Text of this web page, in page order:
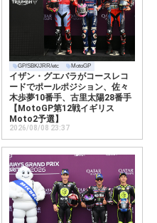
GP/SBK/JRR/etc MotoGP
イザン・グエバラがコースレコ
ードでポールポジション、佐々
木歩夢10番手、古里太陽28番手
【MotoGP第12戦イギリス
Moto2予選】
2026/08/08 23:37